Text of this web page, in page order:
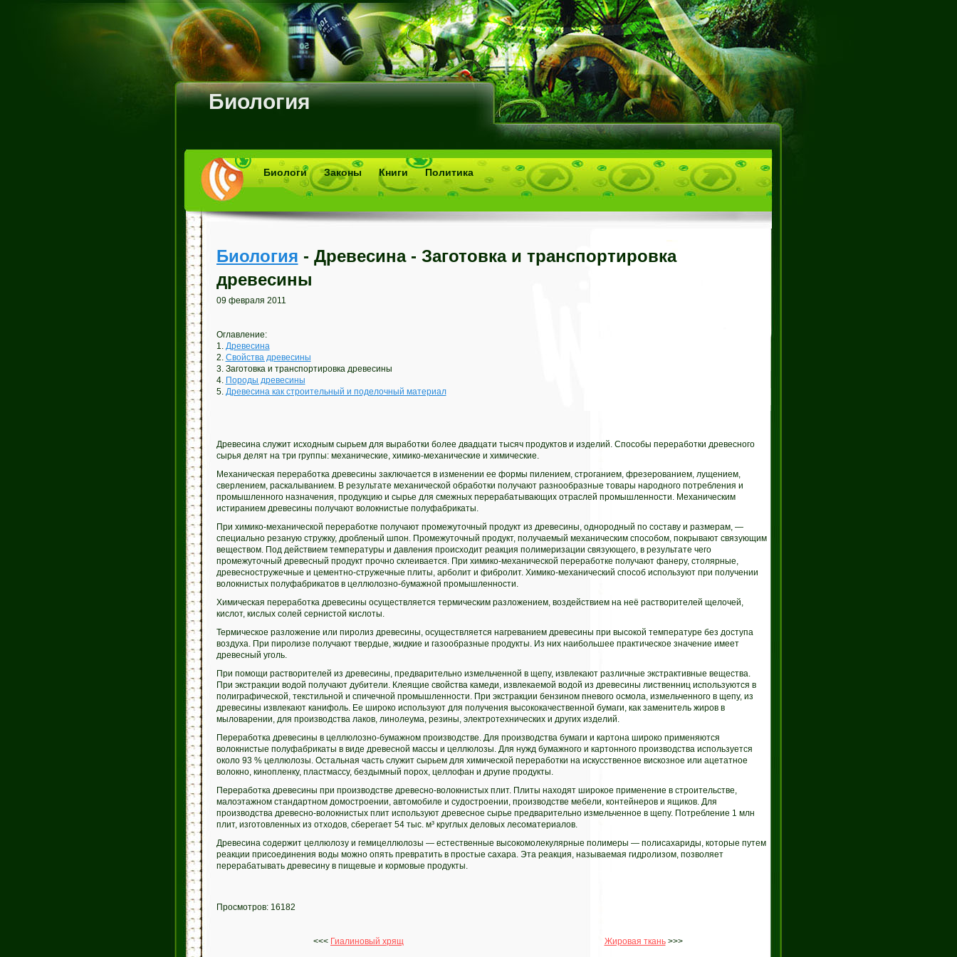
Биология
Биологи Законы Книги Политика
Биология - Древесина - Заготовка и транспортировка
древесины
09 февраля 2011
Оглавление:
1. Древесина
2. Свойства древесины
3. Заготовка и транспортировка древесины
4. Породы древесины
5. Древесина как строительный и поделочный материал
Древесина служит исходным сырьем для выработки более двадцати тысяч продуктов и изделий. Способы переработки древесного
сырья делят на три группы: механические, химико-механические и химические.
Механическая переработка древесины заключается в изменении ее формы пилением, строганием, фрезерованием, лущением,
сверлением, раскалыванием. В результате механической обработки получают разнообразные товары народного потребления и
промышленного назначения, продукцию и сырье для смежных перерабатывающих отраслей промышленности. Механическим
истиранием древесины получают волокнистые полуфабрикаты.
При химико-механической переработке получают промежуточный продукт из древесины, однородный по составу и размерам, —
специально резаную стружку, дробленый шпон. Промежуточный продукт, получаемый механическим способом, покрывают связующим
веществом. Под действием температуры и давления происходит реакция полимеризации связующего, в результате чего
промежуточный древесный продукт прочно склеивается. При химико-механической переработке получают фанеру, столярные,
древесностружечные и цементно-стружечные плиты, арболит и фибролит. Химико-механический способ используют при получении
волокнистых полуфабрикатов в целлюлозно-бумажной промышленности.
Химическая переработка древесины осуществляется термическим разложением, воздействием на неё растворителей щелочей,
кислот, кислых солей сернистой кислоты.
Термическое разложение или пиролиз древесины, осуществляется нагреванием древесины при высокой температуре без доступа
воздуха. При пиролизе получают твердые, жидкие и газообразные продукты. Из них наибольшее практическое значение имеет
древесный уголь.
При помощи растворителей из древесины, предварительно измельченной в щепу, извлекают различные экстрактивные вещества.
При экстракции водой получают дубители. Клеящие свойства камеди, извлекаемой водой из древесины лиственниц используются в
полиграфической, текстильной и спичечной промышленности. При экстракции бензином пневого осмола, измельченного в щепу, из
древесины извлекают канифоль. Ее широко используют для получения высококачественной бумаги, как заменитель жиров в
мыловарении, для производства лаков, линолеума, резины, электротехнических и других изделий.
Переработка древесины в целлюлозно-бумажном производстве. Для производства бумаги и картона широко применяются
волокнистые полуфабрикаты в виде древесной массы и целлюлозы. Для нужд бумажного и картонного производства используется
около 93 % целлюлозы. Остальная часть служит сырьем для химической переработки на искусственное вискозное или ацетатное
волокно, кинопленку, пластмассу, бездымный порох, целлофан и другие продукты.
Переработка древесины при производстве древесно-волокнистых плит. Плиты находят широкое применение в строительстве,
малоэтажном стандартном домостроении, автомобиле и судостроении, производстве мебели, контейнеров и ящиков. Для
производства древесно-волокнистых плит используют древесное сырье предварительно измельченное в щепу. Потребление 1 млн
плит, изготовленных из отходов, сберегает 54 тыс. м³ круглых деловых лесоматериалов.
Древесина содержит целлюлозу и гемицеллюлозы — естественные высокомолекулярные полимеры — полисахариды, которые путем
реакции присоединения воды можно опять превратить в простые сахара. Эта реакция, называемая гидролизом, позволяет
перерабатывать древесину в пищевые и кормовые продукты.
Просмотров: 16182
<<< Гиалиновый хрящ Жировая ткань>>>